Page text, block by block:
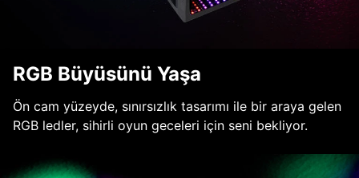
RGB Büyüsünü Yaşa
Ön cam yüzeyde, sınırsızlık tasarımı ile bir araya gelen
RGB ledler, sihirli oyun geceleri için seni bekliyor.